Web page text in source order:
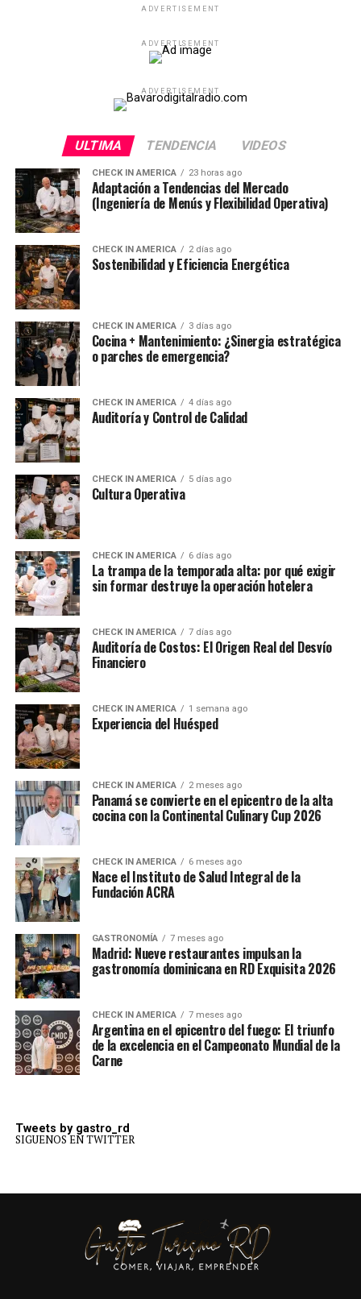
ADVERTISEMENT
ADVERTISEMENT
ADVERTISEMENT
ULTIMA TENDENCIA VIDEOS
CHECK IN AMERICA 23 horas ago
Adaptación a Tendencias del Mercado
(Ingeniería de Menús y Flexibilidad Operativa)
CHECK IN AMERICA 2 días ago
Sostenibilidad y Eficiencia Energética
CHECK IN AMERICA 3 días ago
Cocina + Mantenimiento: ¿Sinergia estratégica
o parches de emergencia?
CHECK IN AMERICA 4 días ago
Auditoría y Control de Calidad
CHECK IN AMERICA 5 días ago
Cultura Operativa
CHECK IN AMERICA 6 días ago
La trampa de la temporada alta: por qué exigir
sin formar destruye la operación hotelera
CHECK IN AMERICA 7 días ago
Auditoría de Costos: El Origen Real del Desvío
Financiero
CHECK IN AMERICA 1 semana ago
Experiencia del Huésped
CHECK IN AMERICA 2 meses ago
Panamá se convierte en el epicentro de la alta
cocina con la Continental Culinary Cup 2026
CHECK IN AMERICA 6 meses ago
Nace el Instituto de Salud Integral de la
Fundación ACRA
GASTRONOMÍA 7 meses ago
Madrid: Nueve restaurantes impulsan la
gastronomía dominicana en RD Exquisita 2026
CHECK IN AMERICA 7 meses ago
Argentina en el epicentro del fuego: El triunfo
de la excelencia en el Campeonato Mundial de la
Carne
Tweets by gastro_rd
SIGUENOS EN TWITTER